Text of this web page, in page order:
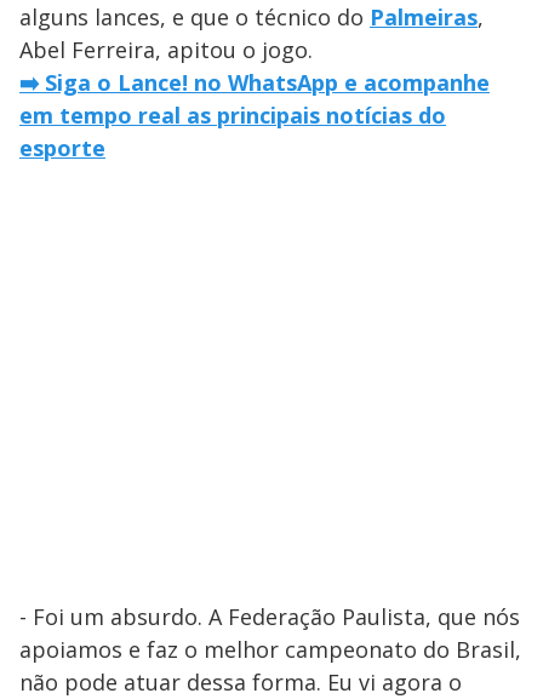
alguns lances, e que o técnico do Palmeiras,
Abel Ferreira, apitou o jogo.
➡️ Siga o Lance! no WhatsApp e acompanhe
em tempo real as principais notícias do
esporte
- Foi um absurdo. A Federação Paulista, que nós
apoiamos e faz o melhor campeonato do Brasil,
não pode atuar dessa forma. Eu vi agora o